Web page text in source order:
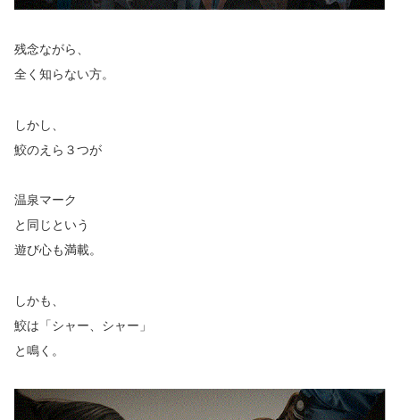
残念ながら、
全く知らない方。
しかし、
鮫のえら３つが
温泉マーク
と同じという
遊び心も満載。
しかも、
鮫は「シャー、シャー」
と鳴く。